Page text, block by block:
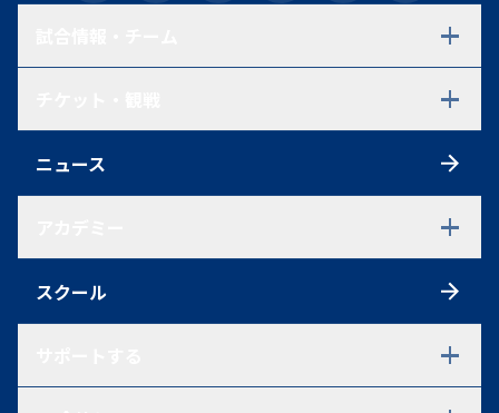
練習見学について
シーズンチケット
ファンクラブ
グッズ
ニュース
U-18
U-18 選手一覧
U-15
スクール